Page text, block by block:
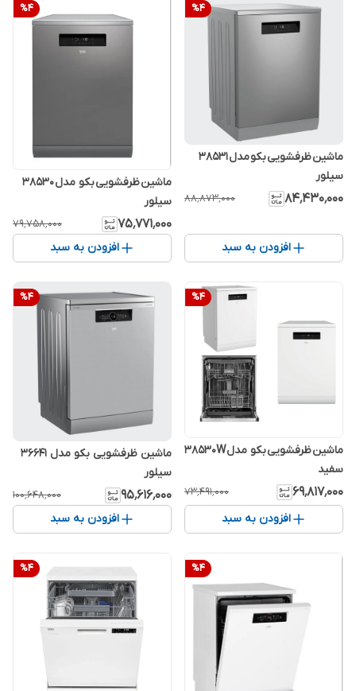
%4
ماشین ظرفشویی بکو مدل 38531
سیلور
۸۴٬۴۳۰٬۰۰۰ ۸۸٬۸۷۳٬۰۰۰
افزودن به سبد
%4
ماشین ظرفشویی بکو مدل 38530
سیلور
۷۵٬۷۷۱٬۰۰۰ ۷۹٬۷۵۸٬۰۰۰
افزودن به سبد
%4
ماشین ظرفشویی بکو مدل 38530W
سفید
۶۹٬۸۱۷٬۰۰۰ ۷۳٬۴۹۱٬۰۰۰
افزودن به سبد
%4
ماشین ظرفشویی بکو مدل 36641
سیلور
۹۵٬۶۱۶٬۰۰۰ ۱۰۰٬۶۴۸٬۰۰۰
افزودن به سبد
%4
%4